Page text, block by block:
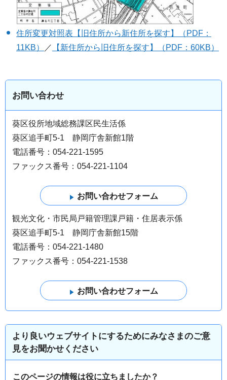
住所変更対照表【旧住所から新住所を探す】（PDF：
11KB）
／ 【新住所から旧住所を探す】（PDF：60KB）
お問い合わせ
葵区役所地域総務課区民生活係
葵区追手町5-1 静岡庁舎新館1階
電話番号：054-221-1595
ファックス番号：054-221-1104
観光文化・市民局戸籍管理課戸籍・住居表示係
葵区追手町5-1 静岡庁舎新館15階
電話番号：054-221-1480
ファックス番号：054-221-1538
より良いウェブサイトにするためにみなさまのご意
見をお聞かせください
このページの情報は役に立ちましたか？